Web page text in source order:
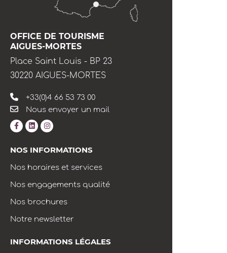
OFFICE DE TOURISME
AIGUES-MORTES
Place Saint Louis - BP 23
30220 AIGUES-MORTES
+33(0)4 66 53 73 00
Nous envoyer un mail
NOS INFORMATIONS
Nos horaires et services
Nos engagements qualité
Nos brochures
Notre newsletter
INFORMATIONS LÉGALES